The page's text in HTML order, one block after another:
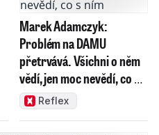
Marek Adamczyk:
Problém na DAMU
přetrvává. Všichni o něm
vědí, jen moc nevědí, co s
nímReflex